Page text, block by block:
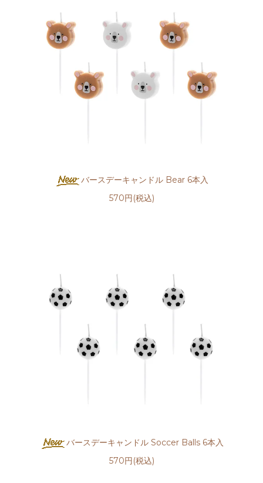
バースデーキャンドル Bear 6本入
570円(税込)
バースデーキャンドル Soccer Balls 6本入
570円(税込)